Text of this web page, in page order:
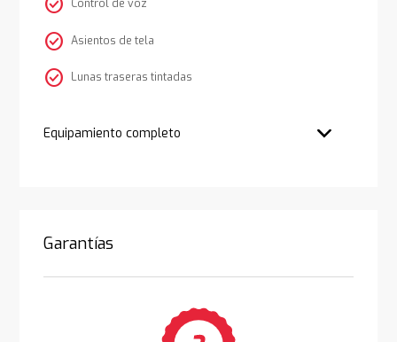
Control de voz
check_circle Asientos de tela
check_circle Lunas traseras tintadas
Equipamiento completo
Garantías